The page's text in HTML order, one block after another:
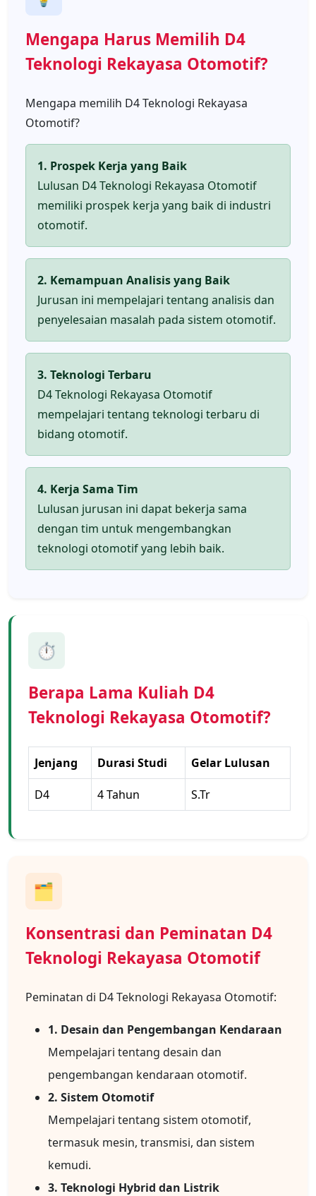
Mengapa Harus Memilih D4
Teknologi Rekayasa Otomotif?
Mengapa memilih D4 Teknologi Rekayasa
Otomotif?
1. Prospek Kerja yang Baik
Lulusan D4 Teknologi Rekayasa Otomotif
memiliki prospek kerja yang baik di industri
otomotif.
2. Kemampuan Analisis yang Baik
Jurusan ini mempelajari tentang analisis dan
penyelesaian masalah pada sistem otomotif.
3. Teknologi Terbaru
D4 Teknologi Rekayasa Otomotif
mempelajari tentang teknologi terbaru di
bidang otomotif.
4. Kerja Sama Tim
Lulusan jurusan ini dapat bekerja sama
dengan tim untuk mengembangkan
teknologi otomotif yang lebih baik.
⏱️
Berapa Lama Kuliah D4
Teknologi Rekayasa Otomotif?
Jenjang Durasi Studi Gelar Lulusan
D4 4 Tahun S.Tr
🗂️
Konsentrasi dan Peminatan D4
Teknologi Rekayasa Otomotif
Peminatan di D4 Teknologi Rekayasa Otomotif:
1. Desain dan Pengembangan Kendaraan
Mempelajari tentang desain dan
pengembangan kendaraan otomotif.
2. Sistem Otomotif
Mempelajari tentang sistem otomotif,
termasuk mesin, transmisi, dan sistem
kemudi.
3. Teknologi Hybrid dan Listrik